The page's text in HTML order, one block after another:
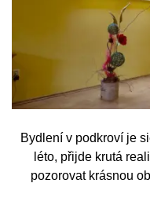
Bydlení v podkroví je
léto, přijde krutá
pozorovat krásnou